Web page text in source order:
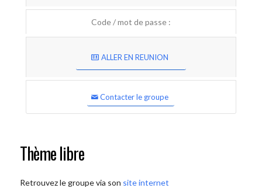
Code / mot de passe :
ALLER EN REUNION
Contacter le groupe
Thème libre
Retrouvez le groupe via son site internet